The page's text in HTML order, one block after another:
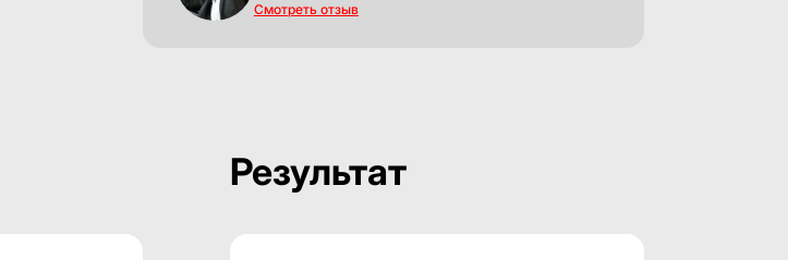
Смотреть отзыв
Результат